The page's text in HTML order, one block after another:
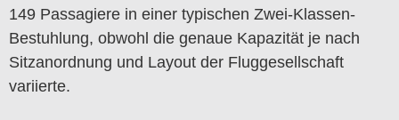
149 Passagiere in einer typischen Zwei-Klassen-
Bestuhlung, obwohl die genaue Kapazität je nach
Sitzanordnung und Layout der Fluggesellschaft
variierte.